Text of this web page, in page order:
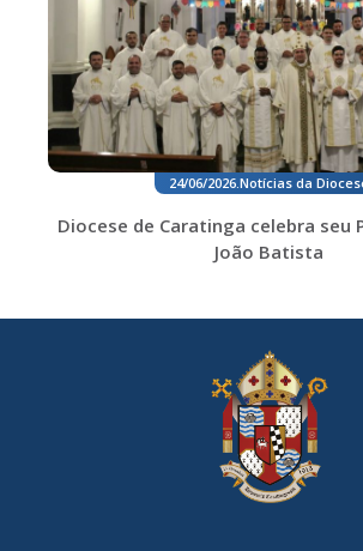
24/06/2026. Notícias da
Diocese de Caratinga celebra seu
João Batista